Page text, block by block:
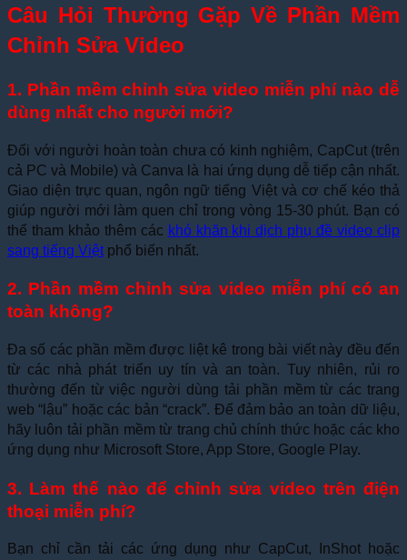
Câu Hỏi Thường Gặp Về Phần Mềm
Chỉnh Sửa Video
1. Phần mềm chỉnh sửa video miễn phí nào dễ
dùng nhất cho người mới?
Đối với người hoàn toàn chưa có kinh nghiệm, CapCut (trên
cả PC và Mobile) và Canva là hai ứng dụng dễ tiếp cận nhất.
Giao diện trực quan, ngôn ngữ tiếng Việt và cơ chế kéo thả
giúp người mới làm quen chỉ trong vòng 15-30 phút. Bạn có
thể tham khảo thêm các khó khăn khi dịch phụ đề video clip
sang tiếng Việtphổ biến nhất.
2. Phần mềm chỉnh sửa video miễn phí có an
toàn không?
Đa số các phần mềm được liệt kê trong bài viết này đều đến
từ các nhà phát triển uy tín và an toàn. Tuy nhiên, rủi ro
thường đến từ việc người dùng tải phần mềm từ các trang
web “lậu” hoặc các bản “crack”. Để đảm bảo an toàn dữ liệu,
hãy luôn tải phần mềm từ trang chủ chính thức hoặc các kho
ứng dụng như Microsoft Store, App Store, Google Play.
3. Làm thế nào để chỉnh sửa video trên điện
thoại miễn phí?
Bạn chỉ cần tải các ứng dụng như CapCut, InShot hoặc